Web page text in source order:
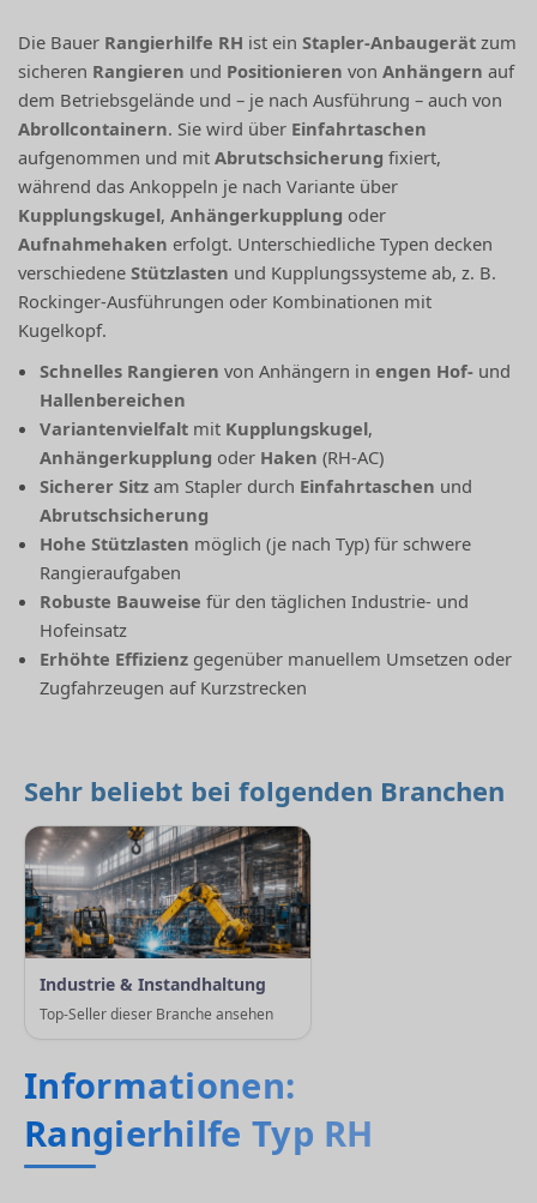
Die Bauer Rangierhilfe RH ist einStapler-Anbaugerät zum
sicheren Rangieren und Positionieren vonAnhängern auf
dem Betriebsgelände und – je nach Ausführung – auch von
Abrollcontainern. Sie wird über Einfahrtaschen
aufgenommen und mitAbrutschsicherung fixiert,
während das Ankoppeln je nach Variante über
Kupplungskugel,Anhängerkupplung oder
Aufnahmehaken erfolgt. Unterschiedliche Typen decken
verschiedeneStützlasten und Kupplungssysteme ab, z. B.
Rockinger-Ausführungen oder Kombinationen mit
Kugelkopf.
Schnelles Rangieren von Anhängern inengen Hof- und
Hallenbereichen
Variantenvielfalt mit Kupplungskugel,
Anhängerkupplung oder Haken (RH-AC)
Sicherer Sitz am Stapler durch Einfahrtaschen und
Abrutschsicherung
Hohe Stützlasten möglich (je nach Typ) für schwere
Rangieraufgaben
Robuste Bauweise für den täglichen Industrie- und
Hofeinsatz
Erhöhte Effizienz gegenüber manuellem Umsetzen oder
Zugfahrzeugen auf Kurzstrecken
Sehr beliebt bei folgenden Branchen
Industrie & Instandhaltung
Top-Seller dieser Branche ansehen
Informationen:
Rangierhilfe Typ RH